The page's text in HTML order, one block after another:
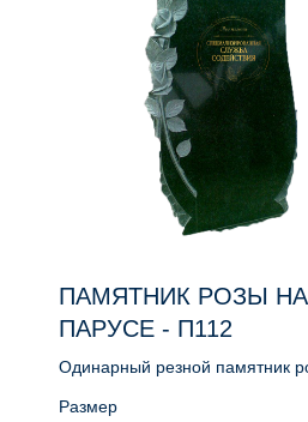
ПАМЯТНИК РОЗЫ НА
ПАРУСЕ - П112
Одинарный резной памятник
Размер